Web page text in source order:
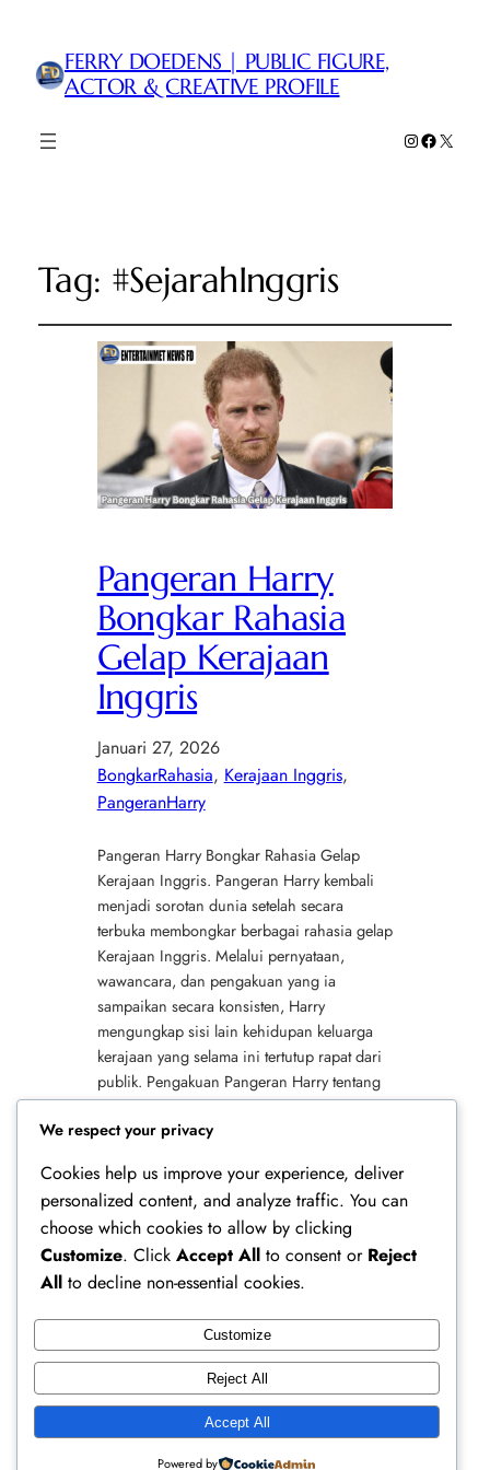
FERRY DOEDENS | PUBLIC FIGURE,
ACTOR & CREATIVE PROFILE
Instagram
Facebook
X
Tag: #SejarahInggris
Pangeran Harry
Bongkar Rahasia
Gelap Kerajaan
Inggris
Januari 27, 2026
BongkarRahasia, Kerajaan Inggris
PangeranHarry
Pangeran Harry Bongkar Rahasia Gelap
Kerajaan Inggris. Pangeran Harry kembali
menjadi sorotan dunia setelah secara
terbuka membongkar berbagai rahasia gelap
Kerajaan Inggris. Melalui pernyataan,
wawancara, dan pengakuan yang ia
sampaikan secara konsisten, Harry
mengungkap sisi lain kehidupan keluarga
kerajaan yang selama ini tertutup rapat dari
publik. Pengakuan Pangeran Harry tentang
Tekanan Kerajaan Inggris Pengakuan
Pangeran…
Ferry Doedens | Public Figure, Actor & Creative
Profile
Instagram
Facebook
X
We respect your privacy
Cookies help us improve your experience, deliver
personalized content, and analyze traffic. You can
choose which cookies to allow by clicking
Customize. Click Accept All to consent or Reject
All to decline non-essential cookies.
Customize
Reject All
Accept All
Powered by